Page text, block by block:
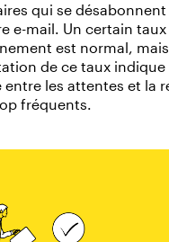
qui se
e-mail. Un certain taux
est normal,
de ce taux
entre les attentes et la
fréquents.